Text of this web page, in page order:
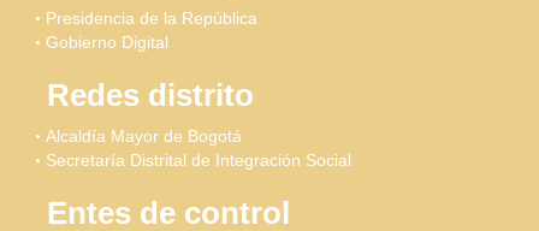
Presidencia de la República
Gobierno Digital
Redes distrito
Alcaldía Mayor de Bogotá
Secretaría Distrital de Integración Social
Entes de control